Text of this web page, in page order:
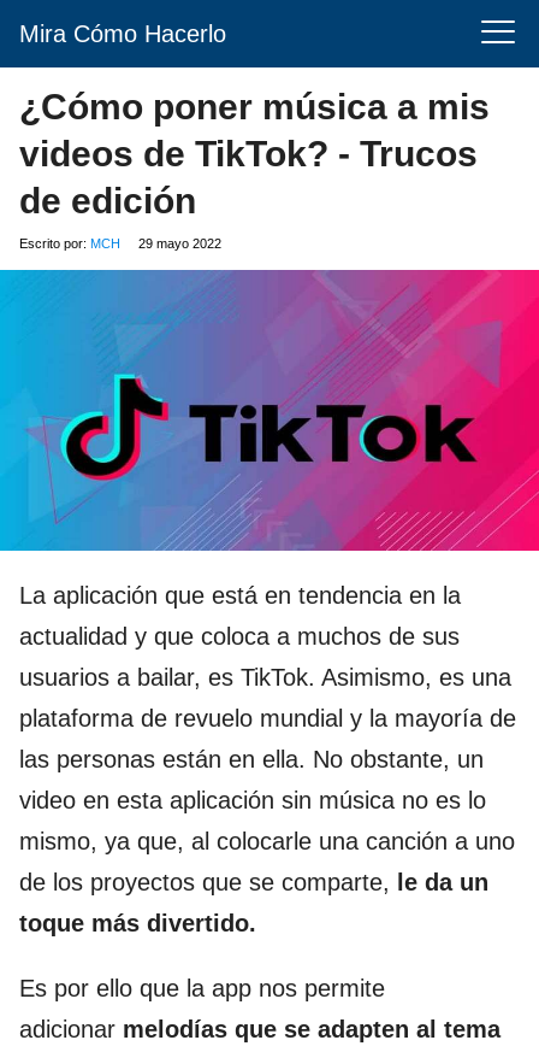
Mira Cómo Hacerlo
¿Cómo poner música a mis
videos de TikTok? - Trucos
de edición
Escrito por: MCH 29 mayo 2022
La aplicación que está en tendencia en la
actualidad y que coloca a muchos de sus
usuarios a bailar, es TikTok. Asimismo, es una
plataforma de revuelo mundial y la mayoría de
las personas están en ella. No obstante, un
video en esta aplicación sin música no es lo
mismo, ya que, al colocarle una canción a uno
de los proyectos que se comparte,
le da un
toque más divertido.
Es por ello que la app nos permite
adicionar melodías que se adapten al tema